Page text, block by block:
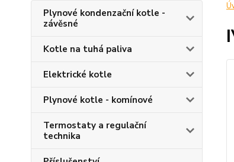
Plynové kondenzační kotle -
závěsné
Kotle na tuhá paliva
Elektrické kotle
Plynové kotle - komínové
Termostaty a regulační
technika